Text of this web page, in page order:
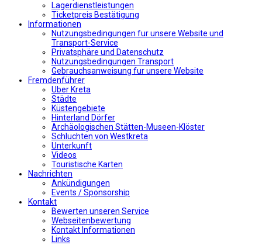
Lagerdienstleistungen
Ticketpreis Bestätigung
Informationen
Nutzungsbedingungen fur unsere Website und
Transport-Service
Privatsphäre und Datenschutz
Nutzungsbedingungen Transport
Gebrauchsanweisung fur unsere Website
Fremdenführer
Uber Kreta
Städte
Küstengebiete
Hinterland Dörfer
Archäologischen Stätten-Museen-Klöster
Schluchten von Westkreta
Unterkunft
Videos
Touristische Karten
Nachrichten
Ankündigungen
Events / Sponsorship
Kontakt
Bewerten unseren Service
Webseitenbewertung
Kontakt Informationen
Links